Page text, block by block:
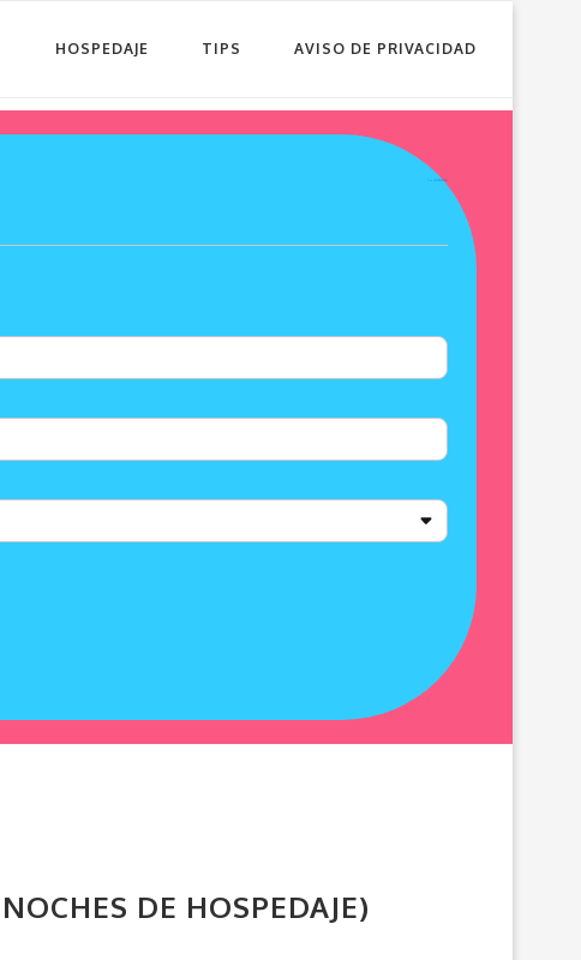
HOSPEDAJE TIPS AVISO DE PRIVACIDAD
DE HOSPEDAJE)